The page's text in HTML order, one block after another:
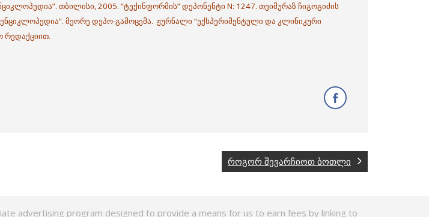
თბილისი, 2005. “ტექინფორმის” დეპონენტი N: 1247. თეიმურაზ ჩიგოგიძის
მეორე დეპო-გამოცემა. ჟურნალი “ექსპერიმენტული და კლინიკური
რედაქციით.
როგორ შევარჩიოთ ბოთლი
advertising program designed to provide a means for us to earn fees by linking to